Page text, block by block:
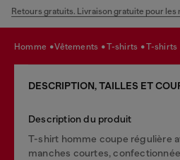
Retours gratuits. Livraison gratuite pour
homme vêtements t-shirts t-shirts
DESCRIPTION, TAILLES ET
Description du produit
T-shirt homme coupe régulière
manches courtes,